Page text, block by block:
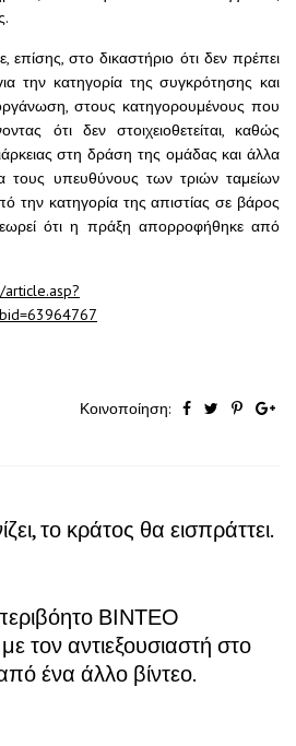
επίσης, στο δικαστήριο ότι δεν πρέπει
την κατηγορία της συγκρότησης και
στους κατηγορουμένους που
ότι δεν στοιχειοθετείται, καθώς
στη δράση της ομάδας και άλλα
τους υπευθύνους των τριών ταμείων
την κατηγορία της απιστίας σε βάρος
ότι η πράξη απορροφήθηκε από
Κοινοποίηση:
το κράτος θα εισπράττει.
ΒΙΝΤΕΟ
αντιεξουσιαστή στο
ένα άλλο βίντεο.